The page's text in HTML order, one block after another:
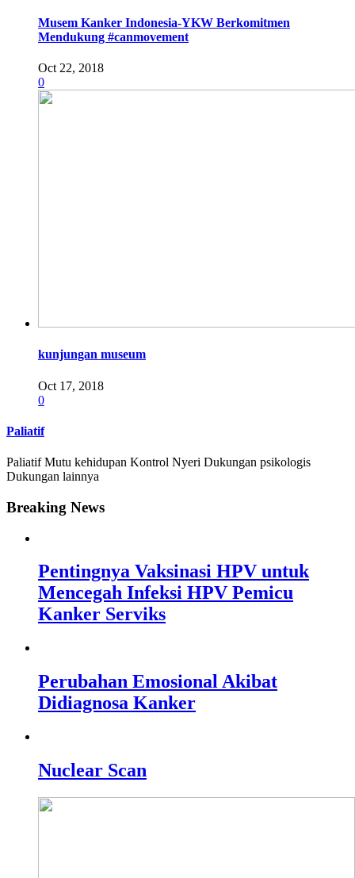
Musem Kanker Indonesia-YKW Berkomitmen
Mendukung #canmovement
Oct 22, 2018
0
kunjungan museum
Oct 17, 2018
0
Paliatif
Paliatif Mutu kehidupan Kontrol Nyeri Dukungan psikologis
Dukungan lainnya
Breaking News
Pentingnya Vaksinasi HPV untuk
Mencegah Infeksi HPV Pemicu
Kanker Serviks
Perubahan Emosional Akibat
Didiagnosa Kanker
Nuclear Scan